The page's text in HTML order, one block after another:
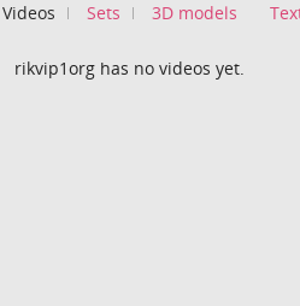
Videos Sets 3D models
rikvip1org has no videos yet.